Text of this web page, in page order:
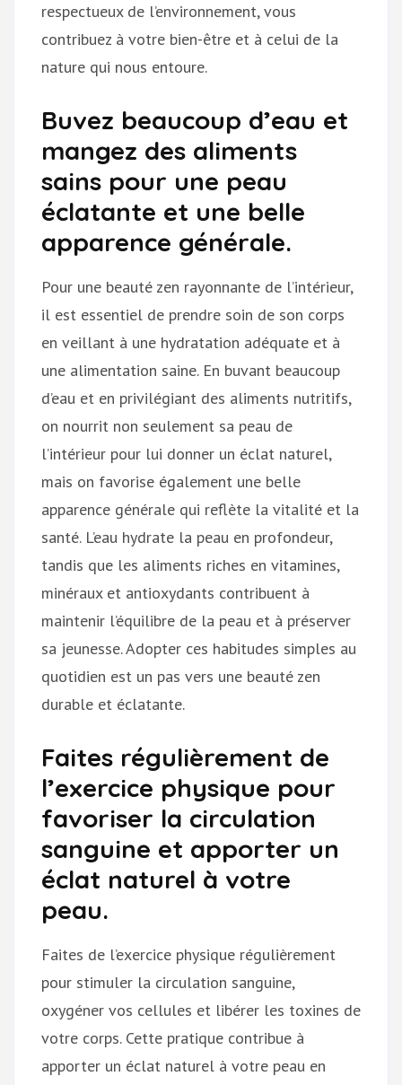
respectueux de l’environnement, vous
contribuez à votre bien-être et à celui de la
nature qui nous entoure.
Buvez beaucoup d’eau et
mangez des aliments
sains pour une peau
éclatante et une belle
apparence générale.
Pour une beauté zen rayonnante de l’intérieur,
il est essentiel de prendre soin de son corps
en veillant à une hydratation adéquate et à
une alimentation saine. En buvant beaucoup
d’eau et en privilégiant des aliments nutritifs,
on nourrit non seulement sa peau de
l’intérieur pour lui donner un éclat naturel,
mais on favorise également une belle
apparence générale qui reflète la vitalité et la
santé. L’eau hydrate la peau en profondeur,
tandis que les aliments riches en vitamines,
minéraux et antioxydants contribuent à
maintenir l’équilibre de la peau et à préserver
sa jeunesse. Adopter ces habitudes simples au
quotidien est un pas vers une beauté zen
durable et éclatante.
Faites régulièrement de
l’exercice physique pour
favoriser la circulation
sanguine et apporter un
éclat naturel à votre
peau.
Faites de l’exercice physique régulièrement
pour stimuler la circulation sanguine,
oxygéner vos cellules et libérer les toxines de
votre corps. Cette pratique contribue à
apporter un éclat naturel à votre peau en